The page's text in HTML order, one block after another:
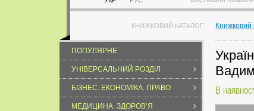
КНИЖКОВИЙ КАТАЛОГ
ПОПУЛЯРНЕ
УНІВЕРСАЛЬНИЙ РОЗДІЛ
БІЗНЕС. ЕКОНОМІКА. ПРАВО
МЕДИЦИНА. ЗДОРОВ’Я
Книжковий
В